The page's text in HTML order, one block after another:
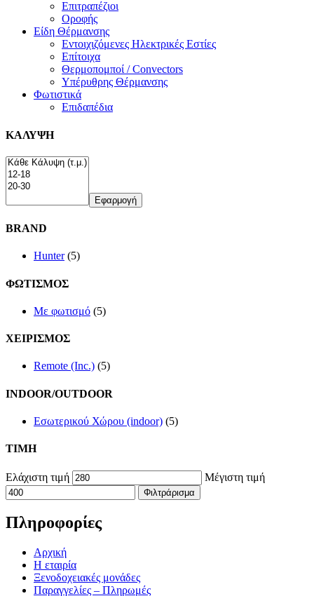
Επιτραπέζιοι
Οροφής
Είδη Θέρμανσης
Εντοιχιζόμενες Ηλεκτρικές Εστίες
Επίτοιχα
Θερμοπομποί / Convectors
Υπέρυθρης Θέρμανσης
Φωτιστικά
Επιδαπέδια
ΚΑΛΥΨΗ
Εφαρμογή
BRAND
Hunter (5)
ΦΩΤΙΣΜΟΣ
Με φωτισμό (5)
ΧΕΙΡΙΣΜΟΣ
Remote (Inc.) (5)
INDOOR/OUTDOOR
Εσωτερικού Χώρου (indoor) (5)
TIMH
Ελάχιστη τιμή Μέγιστη τιμή
Φιλτράρισμα
Πληροφορίες
Αρχική
Η εταιρία
Ξενοδοχειακές μονάδες
Παραγγελίες – Πληρωμές